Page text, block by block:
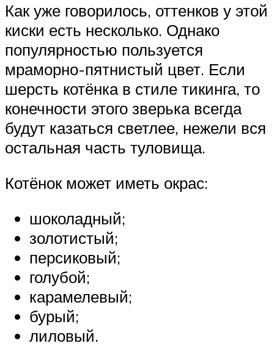
Как уже говорилось, оттенков у этой
киски есть несколько. Однако
популярностью пользуется
мраморно-пятнистый цвет. Если
шерсть котёнка в стиле тикинга, то
конечности этого зверька всегда
будут казаться светлее, нежели вся
остальная часть туловища.
Котёнок может иметь окрас:
шоколадный;
золотистый;
персиковый;
голубой;
карамелевый;
бурый;
лиловый.